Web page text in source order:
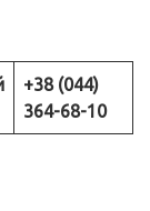
+38 (044)
364-68-10